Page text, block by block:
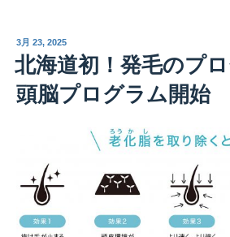
投
稿
日:
3月 23, 2025
北海道初！発毛のプ
頭脳プログラム開始